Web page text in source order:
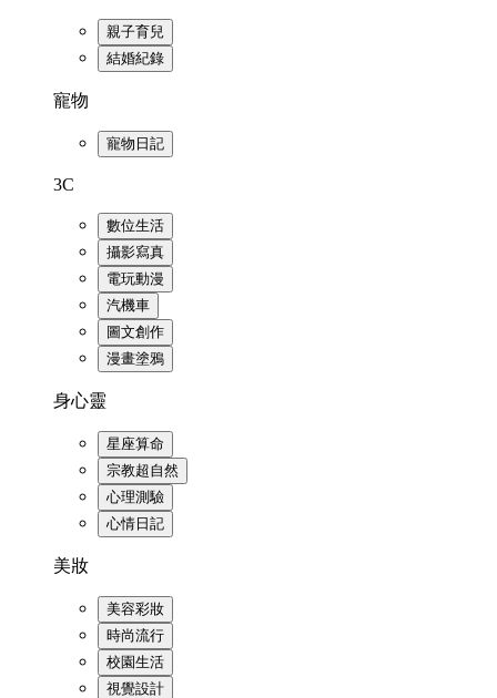
親子育兒
結婚紀錄
寵物
寵物日記
3C
數位生活
攝影寫真
電玩動漫
汽機車
圖文創作
漫畫塗鴉
身心靈
星座算命
宗教超自然
心理測驗
心情日記
美妝
美容彩妝
時尚流行
校園生活
視覺設計